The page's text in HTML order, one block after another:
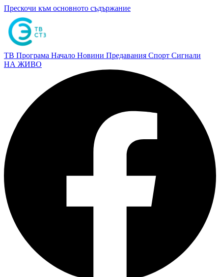
Прескочи към основното съдържание
ТВ Програма Начало Новини Предавания Спорт Сигнали
НА ЖИВО